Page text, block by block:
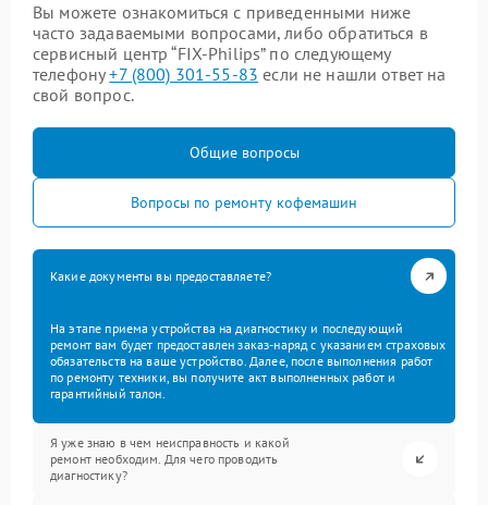
Вы можете ознакомиться с приведенными ниже
часто задаваемыми вопросами, либо обратиться в
сервисный центр “FIX-Philips” по следующему
телефону+7 (800) 301-55-83 если не нашли ответ на
свой вопрос.
Общие вопросы
Вопросы по ремонту кофемашин
Какие документы вы предоставляете?
На этапе приема устройства на диагностику и последующий
ремонт вам будет предоставлен заказ-наряд с указанием страховых
обязательств на ваше устройство. Далее, после выполнения работ
по ремонту техники, вы получите акт выполненных работ и
гарантийный талон.
Я уже знаю в чем неисправность и какой
ремонт необходим. Для чего проводить
диагностику?